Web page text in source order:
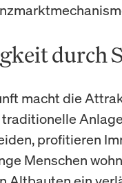
durch
macht die
profitieren
Menschen